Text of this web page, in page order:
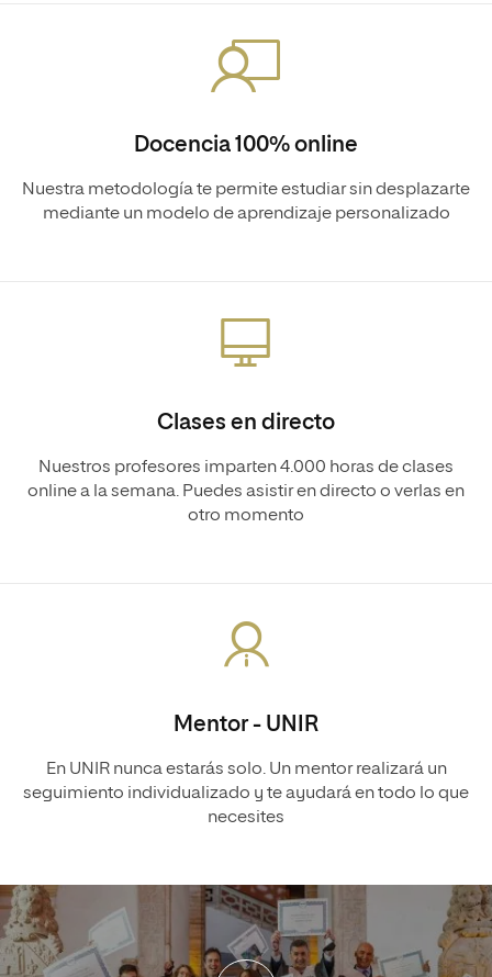
Docencia 100% online
Nuestra metodología te permite estudiar sin desplazarte
mediante un modelo de aprendizaje personalizado
Clases en directo
Nuestros profesores imparten 4.000 horas de clases
online a la semana. Puedes asistir en directo o verlas en
otro momento
Mentor - UNIR
En UNIR nunca estarás solo. Un mentor realizará un
seguimiento individualizado y te ayudará en todo lo que
necesites